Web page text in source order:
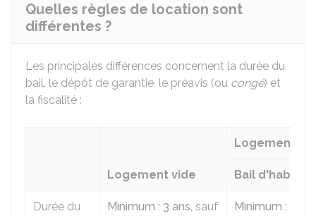
Quelles règles de location sont
différentes ?
Les principales différences concernent la durée du
bail, le dépôt de garantie, le préavis (ou congé) et
la fiscalité :
Logement vide
Logement
Bail
Durée du
Minimum : 3 ans, sauf
Minimum : 1 an